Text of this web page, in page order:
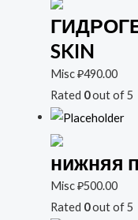
SKIN
Misc₽490.00
Rated 0out of 5
нижняя
Misc₽500.00
Rated 0out of 5